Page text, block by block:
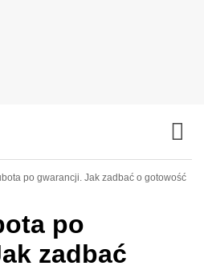
po gwarancji. Jak zadbać o gotowość
po
zadbać